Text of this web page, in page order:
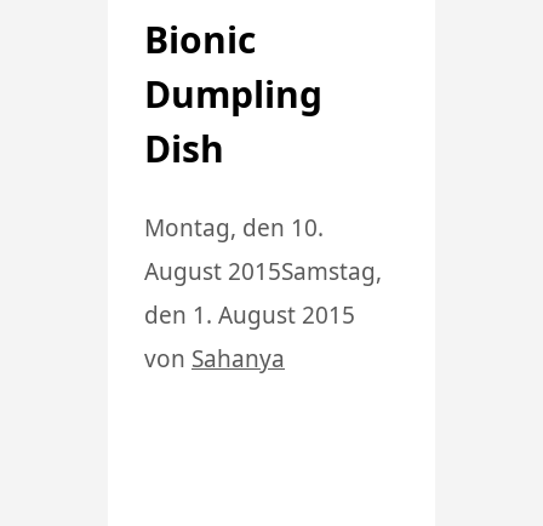
Bionic
Dumpling
Dish
Montag, den 10.
August 2015Samstag,
den 1. August 2015
von Sahanya